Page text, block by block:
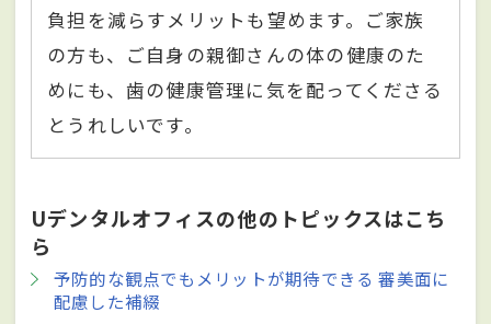
負担を減らすメリットも望めます。ご家族
の方も、ご自身の親御さんの体の健康のた
めにも、歯の健康管理に気を配ってくださる
とうれしいです。
Uデンタルオフィスの他のトピックスはこち
ら
予防的な観点でもメリットが期待できる 審美面に
配慮した補綴